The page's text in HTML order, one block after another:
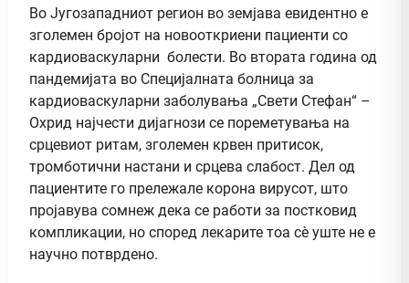
Во Југозападниот регион во земјава евидентно е
зголемен бројот на новооткриени пациенти со
кардиоваскуларни болести. Во втората година од
пандемијата во Специјалната болница за
кардиоваскуларни заболувања „Свети Стефан“ –
Охрид најчести дијагнози се пореметувања на
срцевиот ритам, зголемен крвен притисок,
тромботични настани и срцева слабост. Дел од
пациентите го прележале корона вирусот, што
пројавува сомнеж дека се работи за постковид
компликации, но според лекарите тоа сè уште не е
научно потврдено.